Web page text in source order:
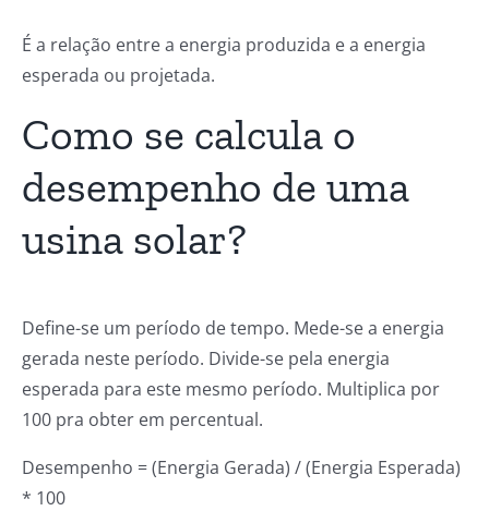
É a relação entre a energia produzida e a energia
esperada ou projetada.
Como se calcula o
desempenho de uma
usina solar?
Define-se um período de tempo. Mede-se a energia
gerada neste período. Divide-se pela energia
esperada para este mesmo período. Multiplica por
100 pra obter em percentual.
Desempenho = (Energia Gerada) / (Energia Esperada)
* 100